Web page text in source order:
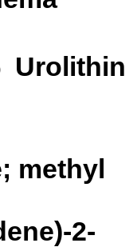
Urolithin
methyl
2-